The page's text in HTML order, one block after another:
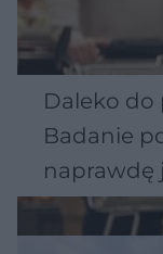
Daleko do
Badanie
naprawdę